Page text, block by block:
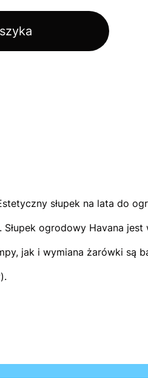
słupek na lata do
ogrodowy Havana
jak i wymiana żarówki są